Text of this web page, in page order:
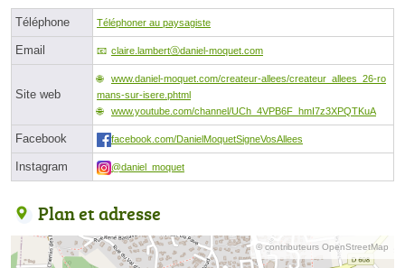
Téléphone Téléphoner au paysagiste
Email claire.lambertⓐdaniel-moquet.com
Site web
www.daniel-moquet.com/createur-allees/createur_allees_26-ro
mans-sur-isere.phtml
www.youtube.com/channel/UCh_4VPB6F_hmI7z3XPQTKuA
Facebook facebook.com/DanielMoquetSigneVosAllees
Instagram @daniel_moquet
Plan et adresse
© contributeurs OpenStreetMap